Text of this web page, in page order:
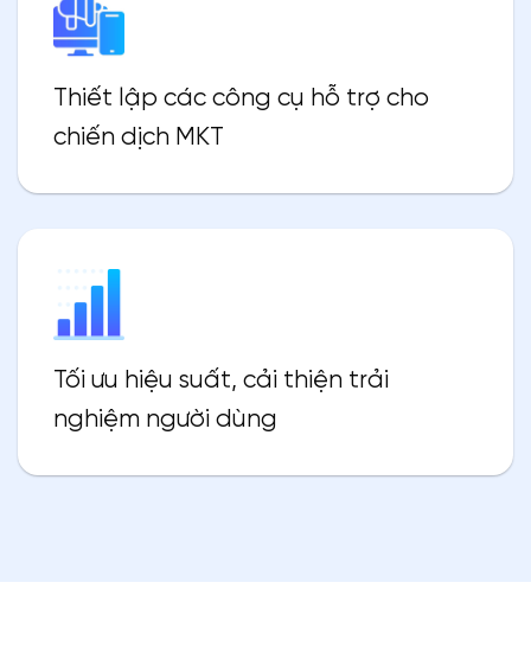
Thiết lập các công cụ hỗ trợ cho
chiến dịch MKT
Tối ưu hiệu suất, cải thiện trải
nghiệm người dùng